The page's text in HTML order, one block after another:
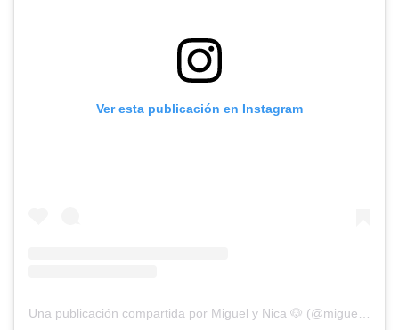
Ver esta publicación en Instagram
Una publicación compartida por Miguel y Nica 🐶 (@miguelarodri)